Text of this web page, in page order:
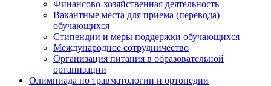
Финансово-хозяйственная деятельность
Вакантные места для приема (перевода)
обучающихся
Стипендии и меры поддержки обучающихся
Международное сотрудничество
Организация питания в образовательной
организации
Олимпиада по травматологии и ортопедии